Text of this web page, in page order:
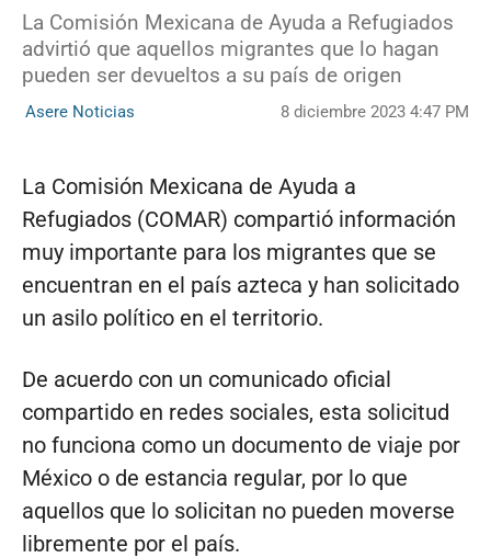
La Comisión Mexicana de Ayuda a Refugiados
advirtió que aquellos migrantes que lo hagan
pueden ser devueltos a su país de origen
Asere Noticias 8 diciembre 2023 4:47 PM
La Comisión Mexicana de Ayuda a
Refugiados (COMAR) compartió información
muy importante para los migrantes que se
encuentran en el país azteca y han solicitado
un asilo político en el territorio.
De acuerdo con un comunicado oficial
compartido en redes sociales, esta solicitud
no funciona como un documento de viaje por
México o de estancia regular, por lo que
aquellos que lo solicitan no pueden moverse
libremente por el país.